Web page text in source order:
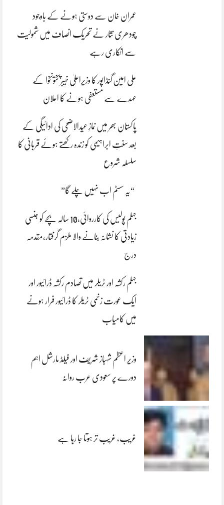
عمران خان سے دوستی ہونے کے باوجود
چودھری نثار نے تحریک انصاف میں شمولیت
سے انکاری رہے
علی امین گنڈاپور کا وزیراعلیٰ خیبرپختونخوا کے
عہدے سے مستعفی ہونے کا اعلان
پاکستان بھر میں نمازِ عیدالاضحی کی ادائیگی کے
بعد سنتِ ابراہیمی کو زندہ رکھتے ہوئے قربانی کا
سلسلہ شروع
“یہ سسٹم اب نہیں چلے گا”
جہلم پولیس کی کارروائی،10 سالہ بچے کو جنسی
زیادتی کا نشانہ بنانے والا ملزم گرفتار،مقدمہ
درج
جہلم رکشہ اور ٹریلر میں تصادم رکشہ ڈرائیور اور
ایک عورت زخمی ٹریلر کا ڈرائیور فرار ہونے
میں کامیاب
وزیر اعظم شہباز شریف اور فیلڈ مارشل اہم
دورے پر سعودی عرب روانہ
غریب، غریب تر ہوتا جا رہا ہے